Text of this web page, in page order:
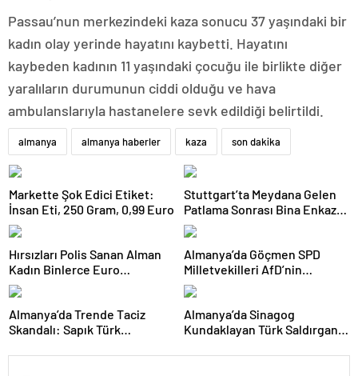
Passau’nun merkezindeki kaza sonucu 37 yaşındaki bir
kadın olay yerinde hayatını kaybetti. Hayatını
kaybeden kadının 11 yaşındaki çocuğu ile birlikte diğer
yaralıların durumunun ciddi olduğu ve hava
ambulanslarıyla hastanelere sevk edildiği belirtildi.
almanya almanya haberler kaza son dakika
Markette Şok Edici Etiket:
İnsan Eti, 250 Gram, 0,99 Euro
Stuttgart’ta Meydana Gelen
Patlama Sonrası Bina Enkaza
Döndü: Sokak Moloz Yığınıyla
Kaplandı
Hırsızları Polis Sanan Alman
Kadın Binlerce Euro
Dolandırıldı
Almanya’da Göçmen SPD
Milletvekilleri AfD’nin
Yasaklanmasını İstiyor
Almanya’da Trende Taciz
Skandalı: Sapık Türk
Almanya’da Sinagog
Kundaklayan Türk Saldırgan,